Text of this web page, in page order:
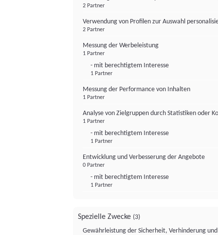
2 Partner
Verwendung von Profilen zur Auswahl
2 Partner
Messung der Werbeleistung
1 Partner
- mit berechtigtem Interesse
1 Partner
Messung der Performance von Inhalten
1 Partner
Analyse von Zielgruppen durch Statistiken oder
1 Partner
- mit berechtigtem Interesse
1 Partner
Entwicklung und Verbesserung der Angebote
0 Partner
- mit berechtigtem Interesse
1 Partner
Spezielle Zwecke (3)
Gewährleistung der Sicherheit, Verhinderung